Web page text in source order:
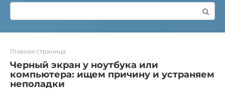
Поиск:
Главная страница
Черный экран у ноутбука или
компьютера: ищем причину и устраняем
неполадки